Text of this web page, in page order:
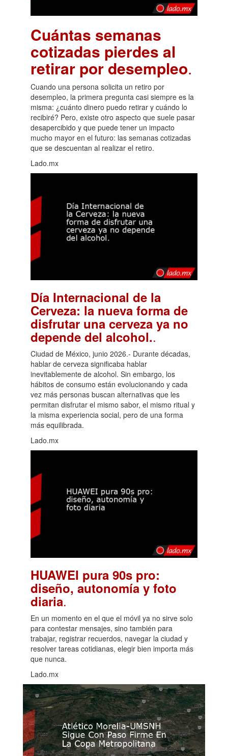
Cuántas semanas
cotizadas pierdes al
retirar por desempleo.
Cuando una persona solicita un retiro por
desempleo, la primera pregunta casi siempre es la
misma: ¿cuánto dinero puedo retirar y cuándo lo
recibiré? Pero, existe otro aspecto que suele pasar
desapercibido y que puede tener un impacto
mucho mayor en el futuro: las semanas cotizadas
que se descuentan al realizar el retiro.
Lado.mx
Día Internacional de la
Cerveza: la nueva forma de
disfrutar una cerveza ya no
depende del alcohol..
Ciudad de México, junio 2026.- Durante décadas,
hablar de cerveza significaba hablar
inevitablemente de alcohol. Sin embargo, los
hábitos de consumo están evolucionando y cada
vez más personas buscan alternativas que les
permitan disfrutar el mismo sabor, el mismo ritual y
la misma experiencia social, pero de una forma
más equilibrada.
Lado.mx
HUAWEI pura 90s pro:
diseño, autonomía y foto
diaria.
En un momento en el que el móvil ya no sirve solo
para contestar mensajes, sino también para
trabajar, registrar recuerdos, navegar la ciudad y
resolver tareas cotidianas, elegir bien importa más
que nunca.
Lado.mx